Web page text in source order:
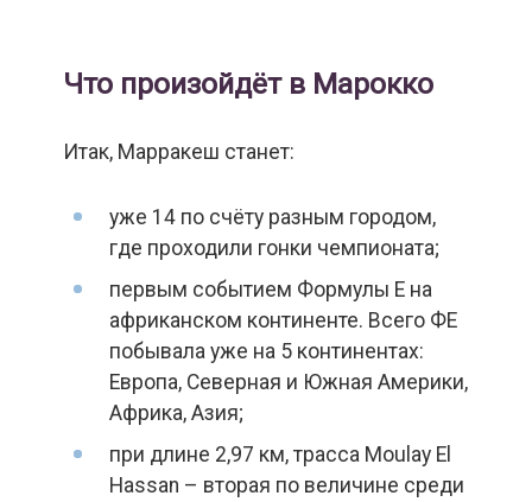
Что произойдёт в Марокко
Итак, Марракеш станет:
уже 14 по счёту разным городом,
где проходили гонки чемпионата;
первым событием Формулы Е на
африканском континенте. Всего ФЕ
побывала уже на 5 континентах:
Европа, Северная и Южная Америки,
Африка, Азия;
при длине 2,97 км, трасса Moulay El
Hassan – вторая по величине среди